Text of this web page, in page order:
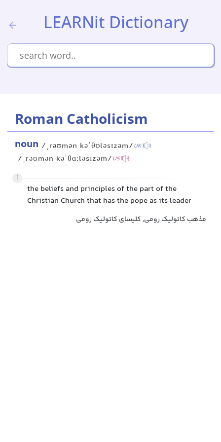
LEARNit Dictionary
Roman Catholicism
noun /ˌrəʊmən kəˈθɒləsɪzəm/UK
/ˌrəʊmən kəˈθɑːləsɪzəm/US
1
the beliefs and principles of the part of the
Christian Church that has the pope as its leader
مذهب کاتولیک رومی, کلیسای کاتولیک رومی